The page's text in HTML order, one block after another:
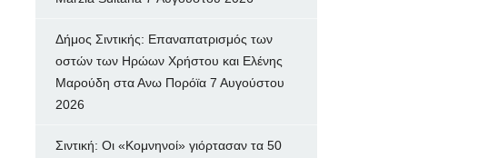
Δήμος Σιντικής: Επαναπατρισμός των
oστών των Ηρώων Χρήστου και Ελένης
Μαρούδη στα Ανω Πορόϊα 7 Αυγούστου
2026
Σιντική: Οι «Κομνηνοί» γιόρτασαν τα 50